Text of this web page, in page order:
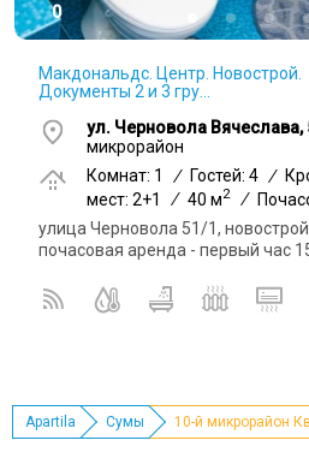
0
Макдональдс. Центр. Новострой.
Документы 2 и 3 гру...
ул. Черновола Вячеслава,
микрорайон
Комнат: 1
/ Гостей: 4 /
мест: 2+1
/ 40 м2 /
улица Черновола 51/1,
почасовая аренда - первый час
Apartila Сумы 10-й микрорайон